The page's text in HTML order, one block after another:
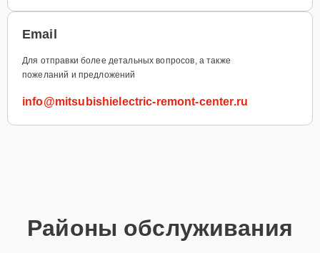
Email
Для отправки более детальных вопросов, а также
пожеланий и предложений
info@mitsubishielectric-remont-center.ru
Районы обслуживания